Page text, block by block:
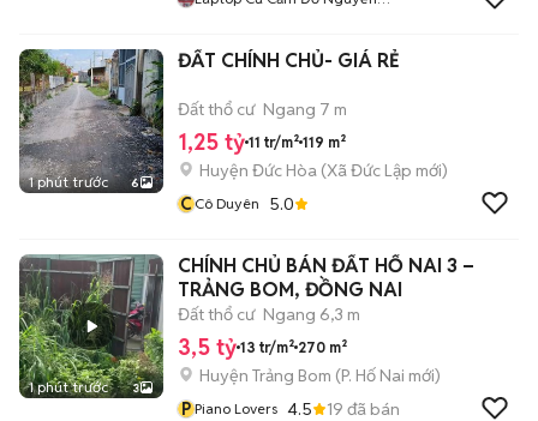
1 phút trước 6
ĐẤT CHÍNH CHỦ- GIÁ RẺ
Đất thổ cư Ngang 7 m
1,25 tỷ 11 tr/m² 119 m²
Huyện Đức Hòa (Xã Đức Lập mới)
CCô Duyên 5.0
1 phút trước 3
CHÍNH CHỦ BÁN ĐẤT HỐ NAI 3 –
TRẢNG BOM, ĐỒNG NAI
Đất thổ cư Ngang 6,3 m
3,5 tỷ 13 tr/m² 270 m²
Huyện Trảng Bom (P. Hố Nai mới)
P Piano Lovers 4.5 19 đã bán